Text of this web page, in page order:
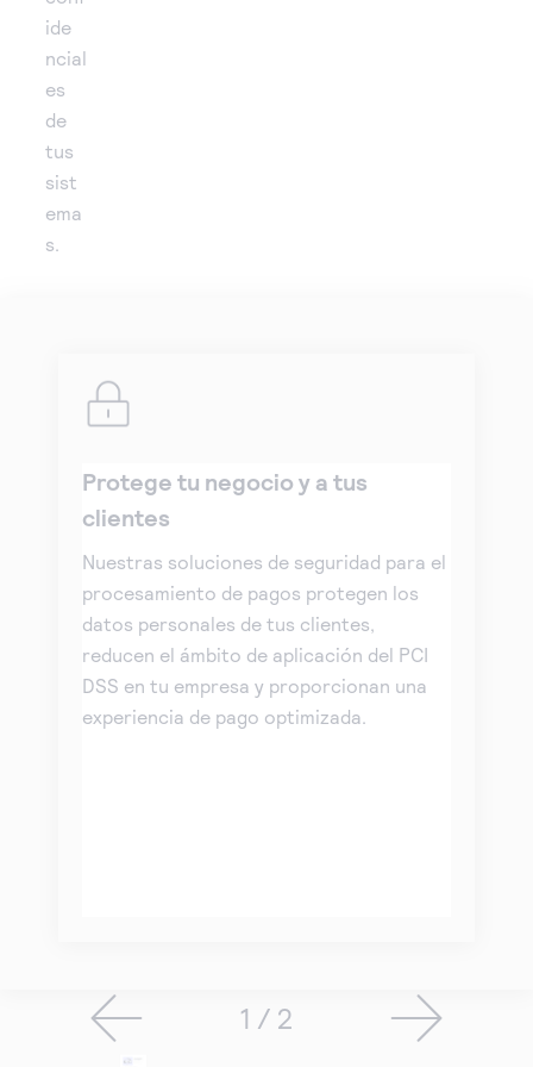
ide
ncial
es
de
tus
sist
ema
s.
Protege tu negocio y a tus
clientes
Nuestras soluciones de seguridad para el
procesamiento de pagos protegen los
datos personales de tus clientes,
reducen el ámbito de aplicación del PCI
DSS en tu empresa y proporcionan una
experiencia de pago optimizada.
1 / 2